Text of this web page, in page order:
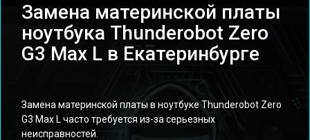
Замена материнской платы
ноутбука Thunderobot Zero
G3 Max L в Екатеринбурге
Замена материнской платы в ноутбуке Thunderobot Zero
G3 Max L часто требуется из-за серьезных
неисправностей.